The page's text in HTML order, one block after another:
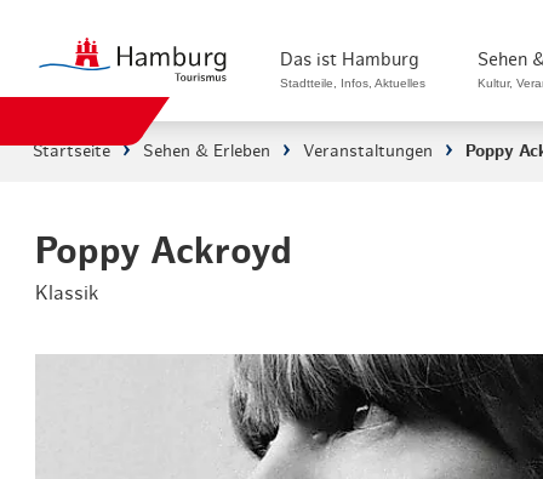
Das ist Hamburg
Stadtteile, Infos, Aktuelles
Die Welt in Hamburg
Hamburg das ganze Jahr
Hamburg für...
Sehen
Kultur,
Hamburg
Startseite Sehen & Erleben Veranstaltungen Poppy
Poppy Ackroyd
Klassik